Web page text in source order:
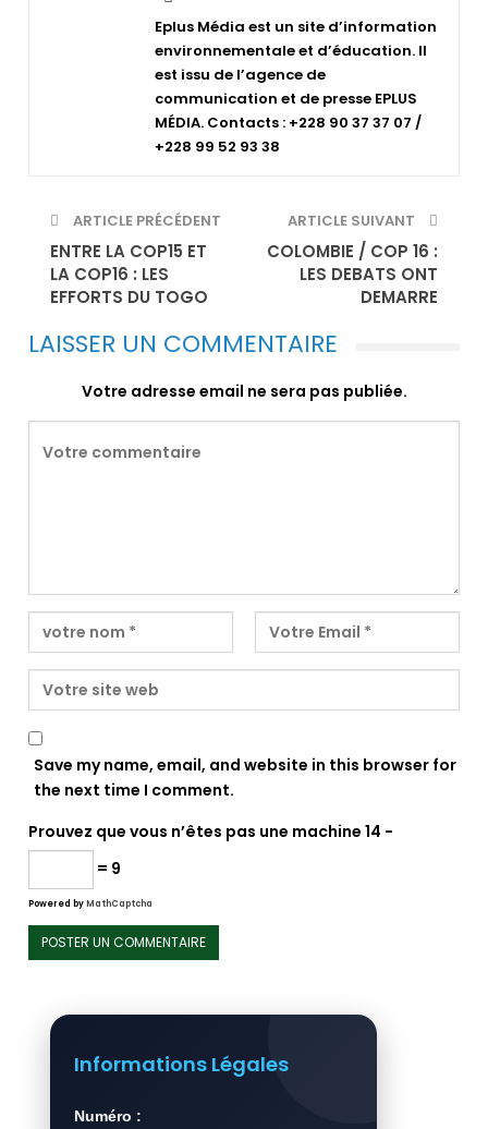
Eplus Média est un site d’information
environnementale et d’éducation. Il
est issu de l’agence de
communication et de presse EPLUS
MÉDIA. Contacts : +228 90 37 37 07 /
+228 99 52 93 38
ARTICLE PRÉCÉDENT
ENTRE LA COP15 ET
LA COP16 : LES
EFFORTS DU TOGO
ARTICLE SUIVANT
COLOMBIE / COP 16 :
LES DEBATS ONT
DEMARRE
LAISSER UN COMMENTAIRE
Votre adresse email ne sera pas publiée.
Save my name, email, and website in this browser for
the next time I comment.
Prouvez que vous n’êtes pas une machine 14 −
= 9
Powered byMathCaptcha
Informations Légales
Numéro :